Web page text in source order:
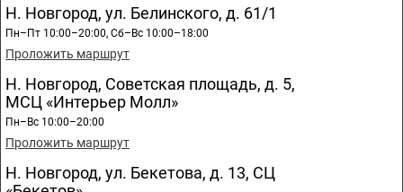
Н. Новгород, ул. Белинского, д. 61/1
Пн–Пт 10:00–20:00, Сб–Вс 10:00–18:00
Проложить маршрут
Н. Новгород, Советская площадь, д. 5,
МСЦ «Интерьер Молл»
Пн–Вс 10:00–20:00
Проложить маршрут
Н. Новгород, ул. Бекетова, д. 13, СЦ